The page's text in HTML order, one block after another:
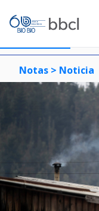
Notas > Noticia